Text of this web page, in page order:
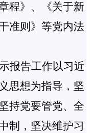
程》、《关于新
准则》等党内法
报告工作以习近
思想为指导，坚
持党要管党、全
制，坚决维护习